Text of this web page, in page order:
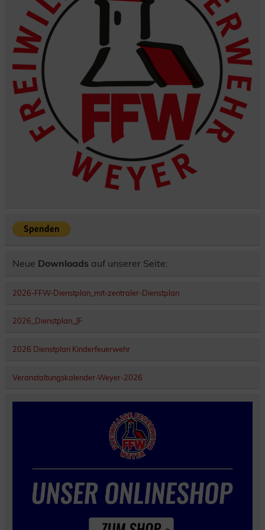
Neue Downloads auf unserer Seite:
2026-FFW-Dienstplan_mit-zentraler-Dienstplan
2026_Dienstplan_JF
2026 Dienstplan Kinderfeuerwehr
Veranstaltungskalender-Weyer-2026